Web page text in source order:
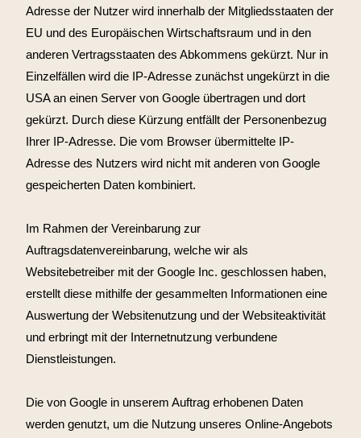
Adresse der Nutzer wird innerhalb der Mitgliedsstaaten der
EU und des Europäischen Wirtschaftsraum und in den
anderen Vertragsstaaten des Abkommens gekürzt. Nur in
Einzelfällen wird die IP-Adresse zunächst ungekürzt in die
USA an einen Server von Google übertragen und dort
gekürzt. Durch diese Kürzung entfällt der Personenbezug
Ihrer IP-Adresse. Die vom Browser übermittelte IP-
Adresse des Nutzers wird nicht mit anderen von Google
gespeicherten Daten kombiniert.
Im Rahmen der Vereinbarung zur
Auftragsdatenvereinbarung, welche wir als
Websitebetreiber mit der Google Inc. geschlossen haben,
erstellt diese mithilfe der gesammelten Informationen eine
Auswertung der Websitenutzung und der Websiteaktivität
und erbringt mit der Internetnutzung verbundene
Dienstleistungen.
Die von Google in unserem Auftrag erhobenen Daten
werden genutzt, um die Nutzung unseres Online-Angebots